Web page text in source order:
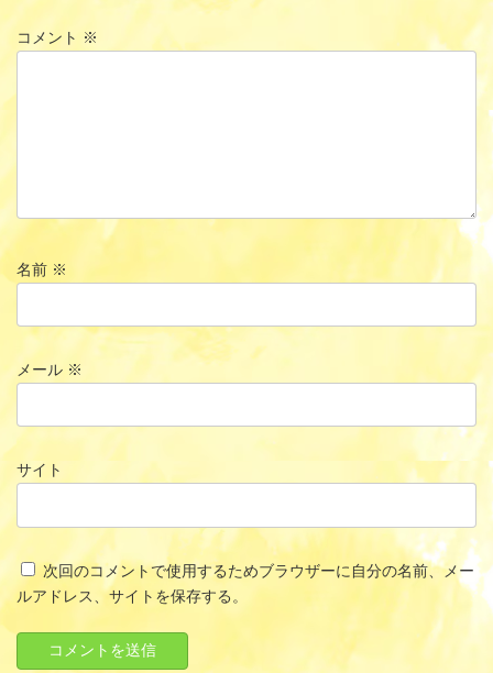
コメント ※
名前 ※
メール ※
サイト
次回のコメントで使用するためブラウザーに自分の名前、メー
ルアドレス、サイトを保存する。